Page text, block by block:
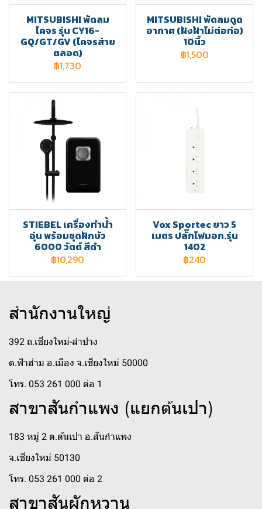
MITSUBISHI พัดลม
โคจร รุ่น CY16-
GQ/GT/GV (โคจรส่าย
ตลอด)
฿1,730
MITSUBISHI พัดลมดูด
อากาศ (ฝังฝ้าไม่ต่อท่อ)
10นิ้ว
฿1,500
STIEBEL เครื่องทำน้ำ
อุ่น พร้อมชุดฝักบัว
6000 วัตต์ สีดำ
฿10,290
Vox Sportec ยาว 5
เมตร ปลั๊กไฟมอก.รุ่น
1402
฿240
สำนักงานใหญ่
392 ถ.เชียงใหม่-ลำปาง
ต.ฟ้าฮ่าม อ.เมือง จ.เชียงใหม่ 50000
โทร. 053 261 000 ต่อ 1
สาขาสันกำแพง (แยกต้นเปา)
183 หมู่ 2 ต.ต้นเปา อ.สันกำแพง
จ.เชียงใหม่ 50130
โทร. 053 261 000 ต่อ 2
สาขาสันผักหวาน